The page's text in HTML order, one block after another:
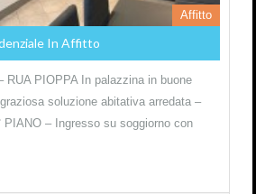
Affitto
In Affitto
RUA PIOPPA In palazzina in buone
soluzione abitativa arredata –
PIANO – Ingresso su soggiorno con